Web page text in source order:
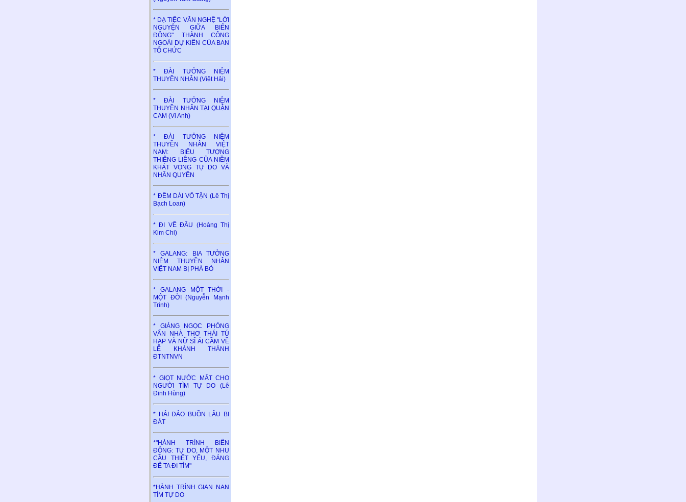
* DẠ TIỆC VĂN NGHỆ "LỜI
NGUYỆN GIỮA BIỂN
ĐÔNG" THÀNH CÔNG
NGOÀI DỰ KIẾN CỦA BAN
TỔ CHỨC
* ĐÀI TƯỞNG NIỆM
THUYỀN NHÂN (Việt Hải)
* ĐÀI TƯỞNG NIỆM
THUYỀN NHÂN TẠI QUẬN
CAM (Vi Anh)
* ĐÀI TƯỞNG NIỆM
THUYỀN NHÂN VIỆT
NAM: BIỂU TƯỢNG
THIÊNG LIÊNG CỦA NIỀM
KHÁT VỌNG TỰ DO VÀ
NHÂN QUYỀN
* ĐÊM DÀI VÔ TẬN (Lê Thị
Bạch Loan)
* ĐI VỀ ĐÂU (Hoàng Thị
Kim Chi)
* GALANG: BIA TƯỞNG
NIỆM THUYỀN NHÂN
VIỆT NAM BỊ PHÁ BỎ
* GALANG MỘT THỜI -
MỘT ĐỜI (Nguyễn Mạnh
Trinh)
* GIÁNG NGỌC PHỎNG
VẤN NHÀ THƠ THÁI TÚ
HẠP VÀ NỮ SĨ ÁI CẦM VỀ
LỄ KHÁNH THÀNH
ĐTNTNVN
* GIỌT NƯỚC MẮT CHO
NGƯỜI TÌM TỰ DO (Lê
Đinh Hùng)
* HẢI ĐẢO BUỒN LÂU BI
ĐÁT
*"HÀNH TRÌNH BIỂN
ĐÔNG: TỰ DO, MỘT NHU
CẦU THIẾT YẾU, ĐÁNG
ĐỂ TA ĐI TÌM"
*HÀNH TRÌNH GIAN NAN
TÌM TỰ DO